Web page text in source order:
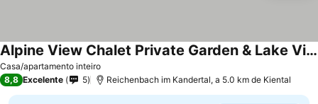
Casa/apartamento inteiro
Alpine View Chalet Private Garden & Lake Views
8,8 Excelente 5 Reichenbach im Kandertal, a 5.0 km de Kiental